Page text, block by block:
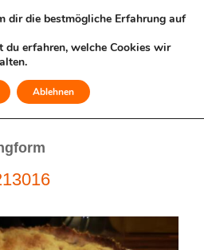
dir die bestmögliche Erfahrung auf
du erfahren, welche Cookies wir
Ablehnen